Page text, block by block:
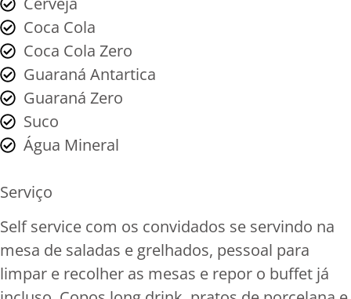
Coca Cola
Coca Cola Zero
Guaraná Antartica
Guaraná Zero
Suco
Água Mineral
Serviço
Self service com os convidados se servindo na
mesa de saladas e grelhados, pessoal para
limpar e recolher as mesas e repor o buffet já